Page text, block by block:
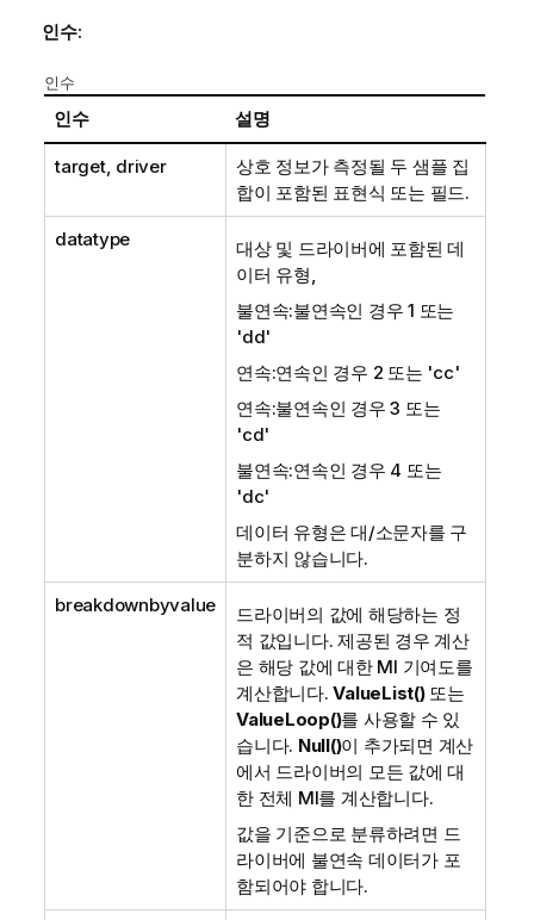
인수:
인수
인수 설명
target, driver
상호 정보가 측정될 두 샘플 집
합이 포함된 표현식 또는 필드.
datatype
대상 및 드라이버에 포함된 데
이터 유형,
불연속:불연속인 경우 1 또는
'dd'
연속:연속인 경우 2 또는 'cc'
연속:불연속인 경우 3 또는
'cd'
불연속:연속인 경우 4 또는
'dc'
데이터 유형은 대/소문자를 구
분하지 않습니다.
breakdownbyvalue
드라이버의 값에 해당하는 정
적 값입니다. 제공된 경우 계산
은 해당 값에 대한 MI 기여도를
계산합니다.ValueList()또는
ValueLoop()를 사용할 수 있
습니다. Null()이 추가되면 계산
에서 드라이버의 모든 값에 대
한 전체 MI를 계산합니다.
값을 기준으로 분류하려면 드
라이버에 불연속 데이터가 포
함되어야 합니다.